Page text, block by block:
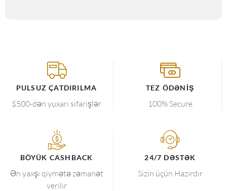
PULSUZ ÇATDIRILMA
$500-dən yuxarı sifarişlər
TEZ ÖDƏNIŞ
100% Secure
BÖYÜK CASHBACK
Ən yaxşı qiymətə zəmanət
verilir
24/7 DƏSTƏK
Sizin üçün Hazırdır